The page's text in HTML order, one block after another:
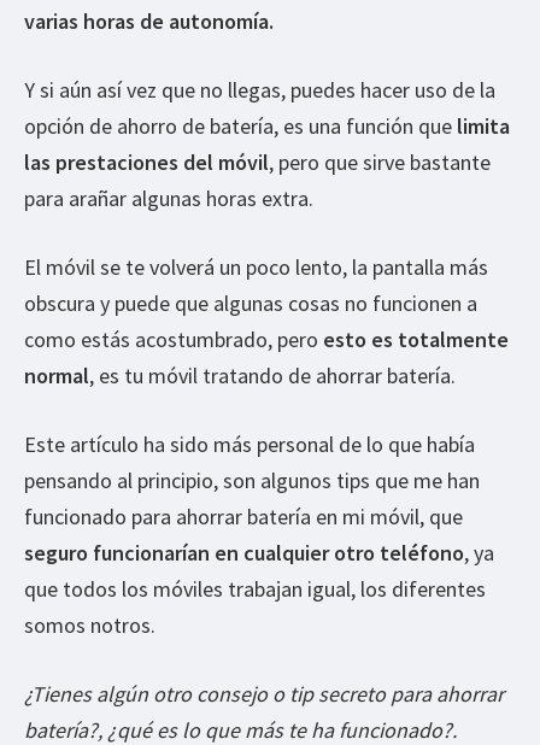
varias horas de autonomía.
Y si aún así vez que no llegas, puedes hacer uso de la
opción de ahorro de batería, es una función que limita
las prestaciones del móvil, pero que sirve bastante
para arañar algunas horas extra.
El móvil se te volverá un poco lento, la pantalla más
obscura y puede que algunas cosas no funcionen a
como estás acostumbrado, pero esto es totalmente
normal, es tu móvil tratando de ahorrar batería.
Este artículo ha sido más personal de lo que había
pensando al principio, son algunos tips que me han
funcionado para ahorrar batería en mi móvil, que
seguro funcionarían en cualquier otro teléfono, ya
que todos los móviles trabajan igual, los diferentes
somos notros.
¿Tienes algún otro consejo o tip secreto para ahorrar
batería?, ¿qué es lo que más te ha funcionado?.